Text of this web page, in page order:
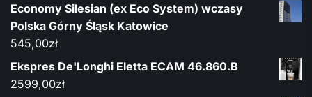
Economy Silesian (ex Eco System) wczasy
Polska Górny Śląsk Katowice
545,00zł
Ekspres De'Longhi Eletta ECAM 46.860.B
2599,00zł